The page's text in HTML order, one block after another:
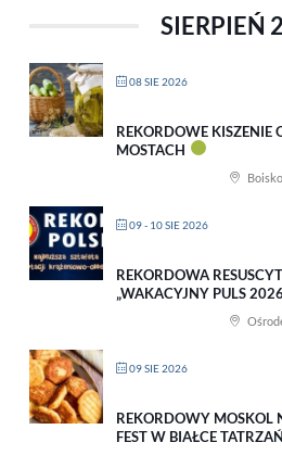
SIERPIEŃ
08 SIE 2026
REKORDOWE
MOSTACH
09 - 10 SIE 2026
REKORDOWA
„WAKACYJNY PULS
09 SIE 2026
REKORDOWY MOSKOL
FEST W BIAŁCE